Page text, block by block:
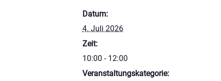
Datum:
4. Juli 2026
Zeit:
10:00 - 12:00
Veranstaltungskategorie: